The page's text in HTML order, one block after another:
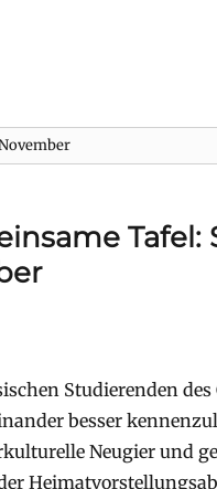
Tafel:
Studierenden
besser
Neugier und